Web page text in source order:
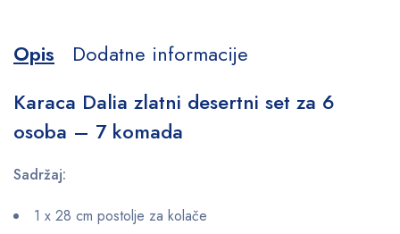
Opis
Dodatne informacije
Karaca Dalia zlatni desertni set za 6
osoba – 7 komada
Sadržaj:
1 x 28 cm postolje za kolače